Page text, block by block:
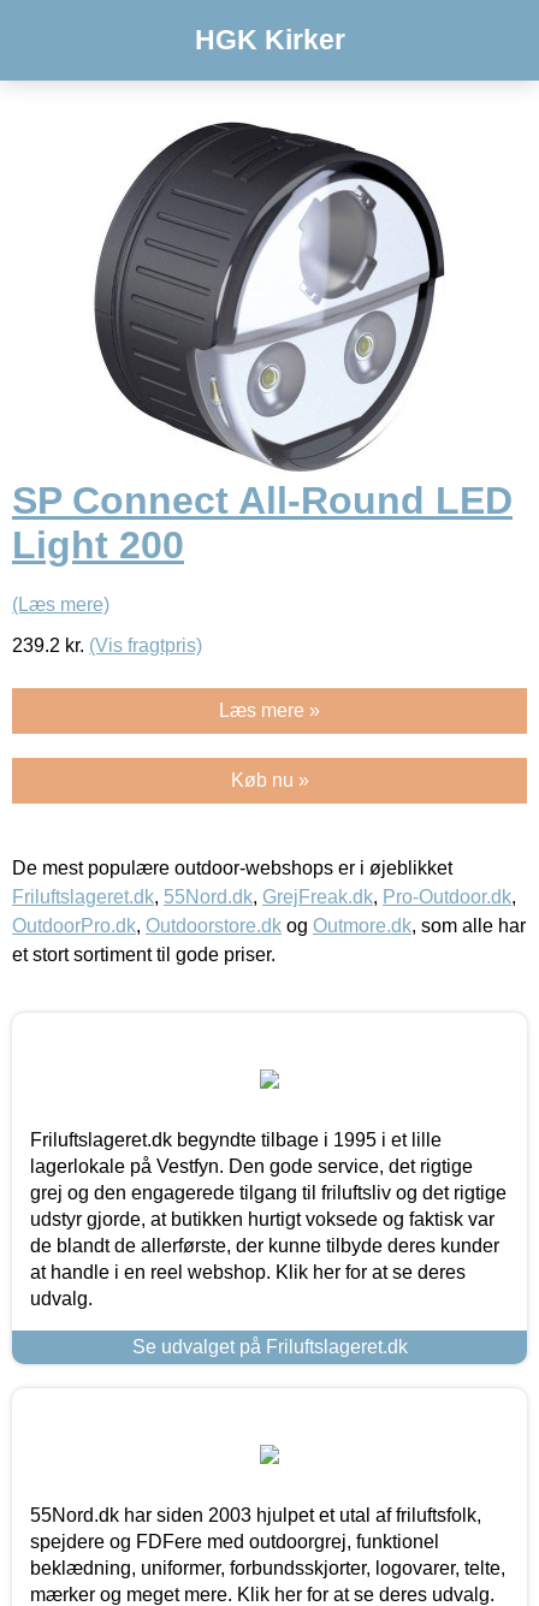
HGK Kirker
SP Connect All-Round LED
Light 200
(Læs mere)
239.2 kr. (Vis fragtpris)
Læs mere »
Køb nu »
De mest populære outdoor-webshops er i øjeblikket
Friluftslageret.dk, 55Nord.dk, GrejFreak.dk, Pro-Outdoor.dk,
OutdoorPro.dk, Outdoorstore.dk og Outmore.dk, som alle har
et stort sortiment til gode priser.
Friluftslageret.dk begyndte tilbage i 1995 i et lille
lagerlokale på Vestfyn. Den gode service, det rigtige
grej og den engagerede tilgang til friluftsliv og det rigtige
udstyr gjorde, at butikken hurtigt voksede og faktisk var
de blandt de allerførste, der kunne tilbyde deres kunder
at handle i en reel webshop. Klik her for at se deres
udvalg.
Se udvalget på Friluftslageret.dk
55Nord.dk har siden 2003 hjulpet et utal af friluftsfolk,
spejdere og FDFere med outdoorgrej, funktionel
beklædning, uniformer, forbundsskjorter, logovarer, telte,
mærker og meget mere. Klik her for at se deres udvalg.